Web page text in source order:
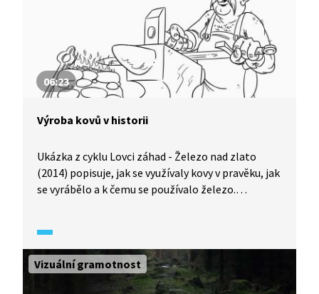
06:23
Výroba kovů v historii
Ukázka z cyklu Lovci záhad - Železo nad zlato
(2014) popisuje, jak se využívaly kovy v pravěku, jak
se vyrábělo a k čemu se používalo železo.
po výsledný produkt, tzv. lupu. Ukázka se věnuje
i výrobě železných hřiven na našem území,
vysvětluje, co jsou to hřivny a k čemu se ve své
Vizuální gramotnost